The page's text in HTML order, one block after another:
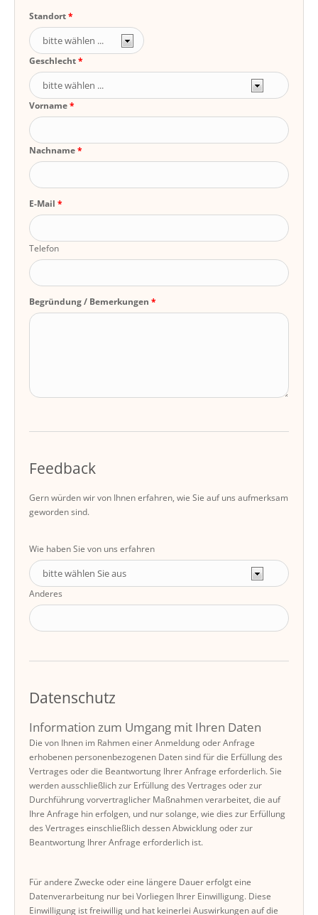
Standort
Geschlecht
Vorname
Nachname
E-Mail
Telefon
Begründung / Bemerkungen
Feedback
Gern würden wir von Ihnen erfahren, wie Sie auf uns aufmerksam
geworden sind.
Wie haben Sie von uns erfahren
Anderes
Datenschutz
Information zum Umgang mit Ihren Daten
Die von Ihnen im Rahmen einer Anmeldung oder Anfrage
erhobenen personenbezogenen Daten sind für die Erfüllung des
Vertrages oder die Beantwortung Ihrer Anfrage erforderlich. Sie
werden ausschließlich zur Erfüllung des Vertrages oder zur
Durchführung vorvertraglicher Maßnahmen verarbeitet, die auf
Ihre Anfrage hin erfolgen, und nur solange, wie dies zur Erfüllung
des Vertrages einschließlich dessen Abwicklung oder zur
Beantwortung Ihrer Anfrage erforderlich ist.
Für andere Zwecke oder eine längere Dauer erfolgt eine
Datenverarbeitung nur bei Vorliegen Ihrer Einwilligung. Diese
Einwilligung ist freiwillig und hat keinerlei Auswirkungen auf die